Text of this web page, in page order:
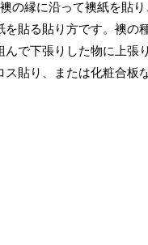
の縁に沿って襖紙を貼り
を貼る貼り方です。襖の
で下張りした物に上張り
貼り、または化粧合板